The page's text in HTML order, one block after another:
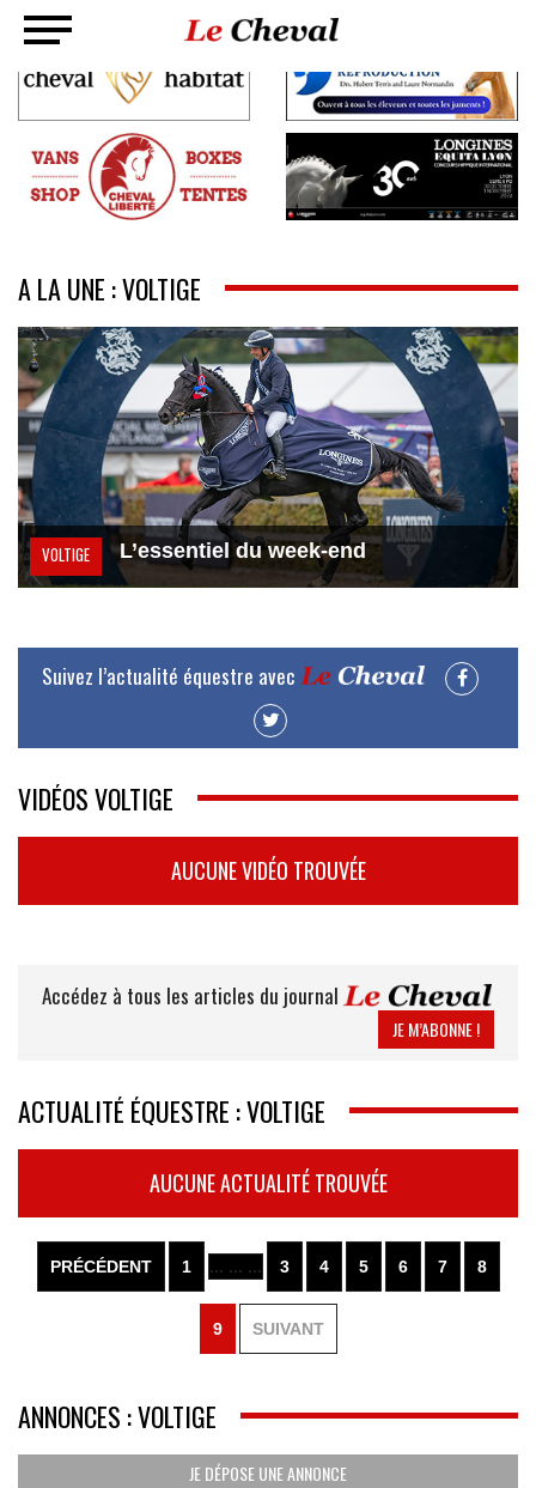
A LA UNE : VOLTIGE
VOLTIGE L’essentiel du week-end
Suivez l’actualité équestre avec
VIDÉOS VOLTIGE
AUCUNE VIDÉO TROUVÉE
Accédez à tous les articles du journal
JE M’ABONNE !
ACTUALITÉ ÉQUESTRE : VOLTIGE
AUCUNE ACTUALITÉ TROUVÉE
PRÉCÉDENT 1 ... ... ... 3 4 5 6 7 8
9 SUIVANT
ANNONCES : VOLTIGE
JE DÉPOSE UNE ANNONCE